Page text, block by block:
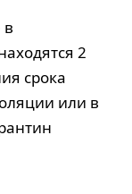
в
2
срока
или в